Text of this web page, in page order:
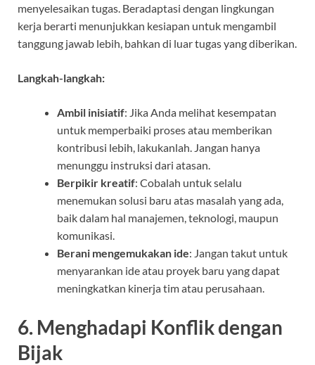
menyelesaikan tugas. Beradaptasi dengan lingkungan
kerja berarti menunjukkan kesiapan untuk mengambil
tanggung jawab lebih, bahkan di luar tugas yang diberikan.
Langkah-langkah:
Ambil inisiatif: Jika Anda melihat kesempatan
untuk memperbaiki proses atau memberikan
kontribusi lebih, lakukanlah. Jangan hanya
menunggu instruksi dari atasan.
Berpikir kreatif: Cobalah untuk selalu
menemukan solusi baru atas masalah yang ada,
baik dalam hal manajemen, teknologi, maupun
komunikasi.
Berani mengemukakan ide: Jangan takut untuk
menyarankan ide atau proyek baru yang dapat
meningkatkan kinerja tim atau perusahaan.
6. Menghadapi Konflik dengan
Bijak